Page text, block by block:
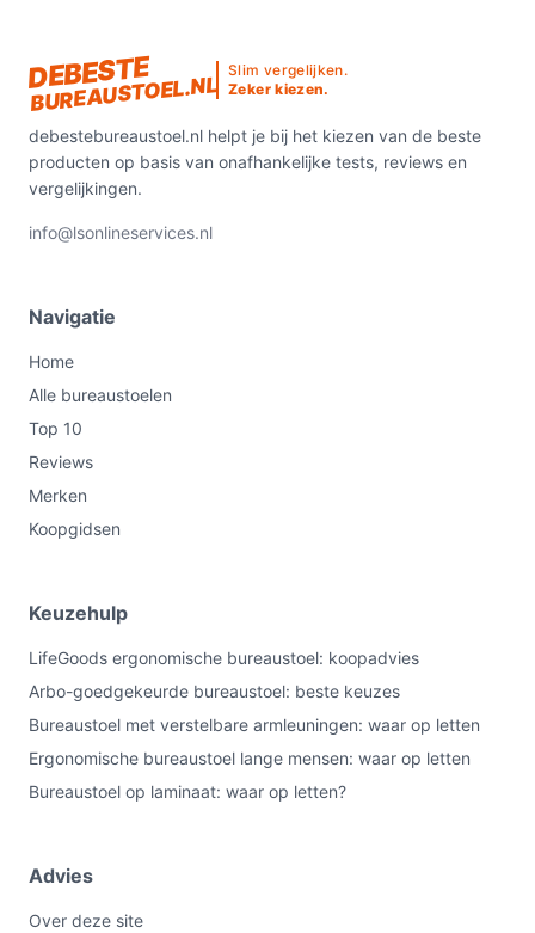
DEBESTE
BUREAUSTOEL.NL
Slim vergelijken.
Zeker kiezen.
debestebureaustoel.nl helpt je bij het kiezen van de beste
producten op basis van onafhankelijke tests, reviews en
vergelijkingen.
info@lsonlineservices.nl
Navigatie
Home
Alle bureaustoelen
Top 10
Reviews
Merken
Koopgidsen
Keuzehulp
LifeGoods ergonomische bureaustoel: koopadvies
Arbo-goedgekeurde bureaustoel: beste keuzes
Bureaustoel met verstelbare armleuningen: waar op letten
Ergonomische bureaustoel lange mensen: waar op letten
Bureaustoel op laminaat: waar op letten?
Advies
Over deze site